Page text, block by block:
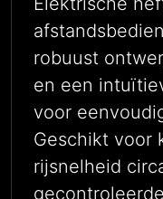
robuust
en een
voor
Geschikt voor
rijsnelheid